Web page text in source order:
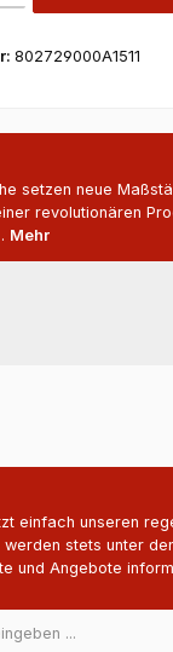
802729000A1511
setzen neue
revolutionären
Mehr
einfach unseren
stets unter
und Angebote
Mail-